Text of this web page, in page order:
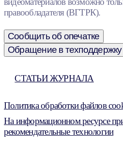
правообладателя (ВГТРК).
Сообщить об опечатке
Обращение в техподдержку
СТАТЬИ ЖУРНАЛА
Политика обработки файлов
На информационном ресурсе
рекомендательные технологии